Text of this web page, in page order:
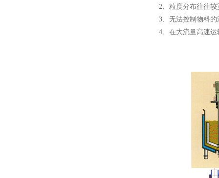
2、粒度分布往往较
3、无法控制物料的
4、在大流量高速